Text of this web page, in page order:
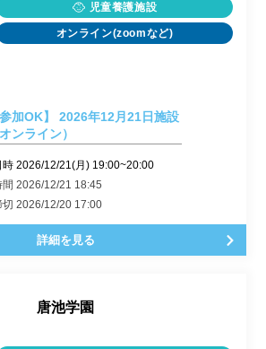
児童養護施設
オンライン(zoomなど)
参加OK】 2026年12月21日施設
ンライン）
時 2026/12/21(月) 19:00~20:00
間 2026/12/21 18:45
切 2026/12/20 17:00
詳細を見る
唐池学園